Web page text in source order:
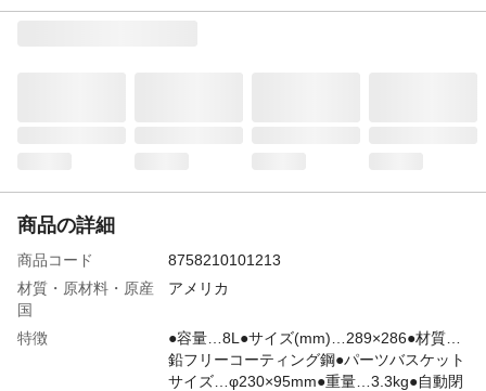
商品の詳細
商品コード
8758210101213
材質・原材料・原産
国
アメリカ
特徴
●容量…8L●サイズ(mm)…289×286●材質…
鉛フリーコーティング鋼●パーツバスケット
サイズ…φ230×95mm●重量…3.3kg●自動閉